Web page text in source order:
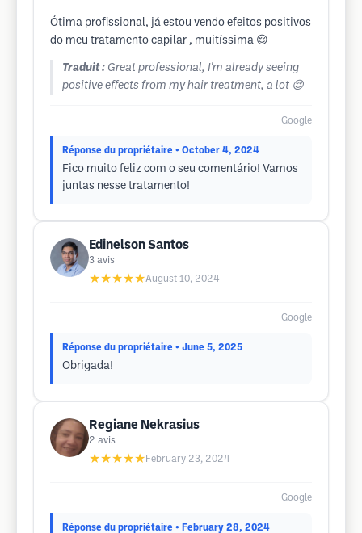
Ótima profissional, já estou vendo efeitos positivos
do meu tratamento capilar , muitíssima 😌
Traduit : Great professional, I'm already seeing
positive effects from my hair treatment, a lot 😌
Google
Réponse du propriétaire • October 4, 2024
Fico muito feliz com o seu comentário! Vamos
juntas nesse tratamento!
Edinelson Santos
3 avis
★★★★★August 10, 2024
Google
Réponse du propriétaire • June 5, 2025
Obrigada!
Regiane Nekrasius
2 avis
★★★★★ February 23, 2024
Google
Réponse du propriétaire • February 28, 2024